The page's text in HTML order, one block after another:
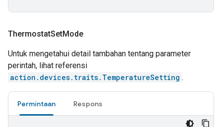
ThermostatSetMode
Untuk mengetahui detail tambahan tentang parameter
perintah, lihat referensi
action.devices.traits.TemperatureSetting .
Permintaan Respons